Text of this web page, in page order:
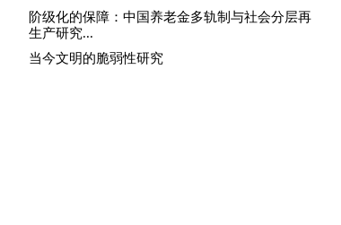
阶级化的保障：中国养老金多轨制与社会分层再
生产研究...
当今文明的脆弱性研究